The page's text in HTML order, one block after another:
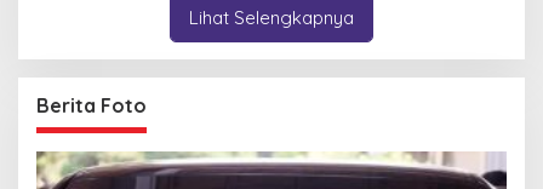
Lihat Selengkapnya
Berita Foto